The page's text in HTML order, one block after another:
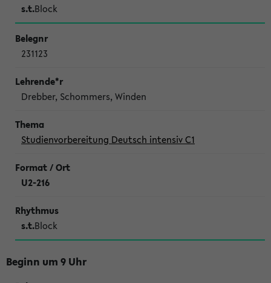
s.t.Block
231123
Drebber, Schommers, Winden
Studienvorbereitung Deutsch intensiv C1
U2-216
s.t.Block
Beginn um 9 Uhr